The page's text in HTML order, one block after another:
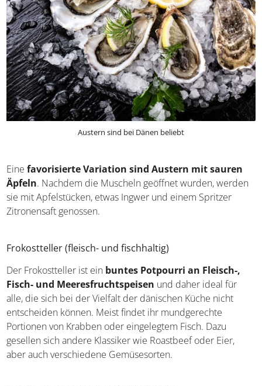
Einefavorisierte Variation sind Austern mit sauren
Äpfeln. Nachdem die Muscheln geöffnet wurden,
Frokostteller (fleisch- und fischhaltig)
Der Frokostteller ist einbuntes Potpourri an Fleisch-,
Fisch- und Meeresfruchtspeisenund daher ideal für
alle, die sich bei der Vielfalt der dänischen Küche nicht
entscheiden können. Meist findet ihr mundgerechte
Portionen von Krabben oder eingelegtem Fisch. Dazu